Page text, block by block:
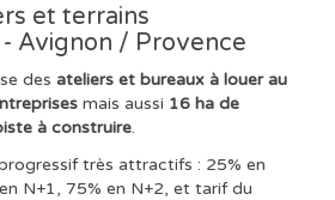
et terrains
Avignon / Provence
des ateliers et bureaux à louer au
mais aussi 16 ha de
à construire.
très attractifs : 25% en
N+1, 75% en N+2, et tarif du